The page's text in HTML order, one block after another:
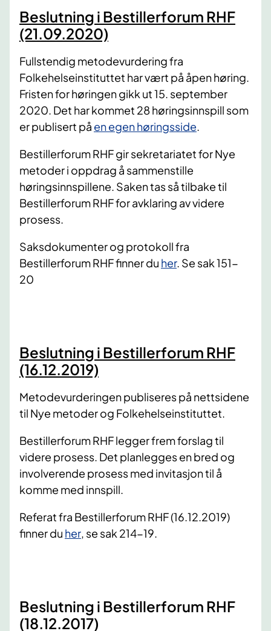
Beslutning i Bestillerforum RHF
(21.09.2020)
Fullstendig metodevurdering fra
Folkehelseinstituttet har vært på åpen høring.
Fristen for høringen gikk ut 15. september
2020. Det har kommet 28 høringsinnspill som
er publisert på en egen høringsside
Bestillerforum RHF gir sekretariatet for Nye
metoder i oppdrag å sammenstille
høringsinnspillene. Saken tas så tilbake til
Bestillerforum RHF for avklaring av videre
prosess.
Saksdokumenter og protokoll fra
Bestillerforum RHF finner du her. Se sak 151-
20
Beslutning i Bestillerforum RHF
(16.12.2019)
Metodevurderingen publiseres på nettsidene
til Nye metoder og Folkehelseinstituttet.
Bestillerforum RHF legger frem forslag til
videre prosess. Det planlegges en bred og
involverende prosess med invitasjon til å
komme med innspill.
Referat fra Bestillerforum RHF (16.12.2019)
finner du her , se sak 214-19.
Beslutning i Bestillerforum RHF
(18.12.2017)